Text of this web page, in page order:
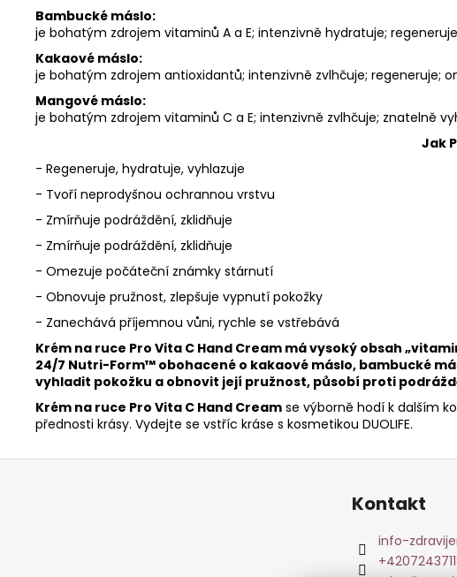
Bambucké máslo:
je bohatým zdrojem vitaminů A a E; intenzivně hydratuje;
Kakaové máslo:
je bohatým zdrojem antioxidantů; intenzivně zvlhčuje; regeneruje;
Mangové máslo:
je bohatým zdrojem vitaminů C a E; intenzivně zvlhčuje; znatelně
Jak
- Regeneruje, hydratuje, vyhlazuje
- Tvoří neprodyšnou ochrannou vrstvu
- Zmírňuje podráždění, zklidňuje
- Zmírňuje podráždění, zklidňuje
- Omezuje počáteční známky stárnutí
- Obnovuje pružnost, zlepšuje vypnutí pokožky
- Zanechává příjemnou vůni, rychle se vstřebává
Krém na ruce Pro Vita C Hand Cream má vysoký obsah
24/7 Nutri-Form™ obohacené o kakaové máslo, bambucké
vyhladit pokožku a obnovit její pružnost, působí proti
Krém na ruce Pro Vita C Hand Cream se výborně hodí k dalším
přednosti krásy. Vydejte se vstříc kráse s kosmetikou DUOLIFE.
Z
Kontakt
info-